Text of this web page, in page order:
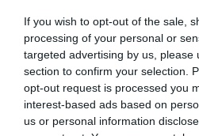
If you wish to opt-out of the sale,
processing of your personal or
targeted advertising by us, please
section to confirm your selection.
opt-out request is processed you
interest-based ads based on
us or personal information
ΒΡΑΒΕΙΟ ΝΟΜΠΕΛ ΛΟΓΟΤΕΧΝΙΑΣ
ΓΚΑΜΠΡΙΕΛ ΓΚΑΡΣΙΑ ΜΑΡΚΕΣ
ΞΕΝΟΙ ΣΥΓΓΡΑΦΕΙΣ
Newsletter